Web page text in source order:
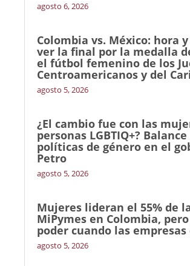
agosto 6, 2026
Colombia vs. México: hora
ver la final por la medalla
el fútbol femenino de los
Centroamericanos y del
agosto 5, 2026
¿El cambio fue con las
personas LGBTIQ+?
políticas de género en el
Petro
agosto 5, 2026
Mujeres lideran el 55% de
MiPymes en Colombia,
poder cuando las empresas
agosto 5, 2026